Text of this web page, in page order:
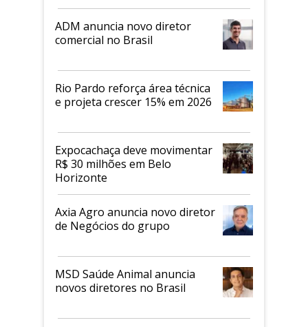
ADM anuncia novo diretor
comercial no Brasil
Rio Pardo reforça área técnica
e projeta crescer 15% em 2026
Expocachaça deve movimentar
R$ 30 milhões em Belo
Horizonte
Axia Agro anuncia novo diretor
de Negócios do grupo
MSD Saúde Animal anuncia
novos diretores no Brasil